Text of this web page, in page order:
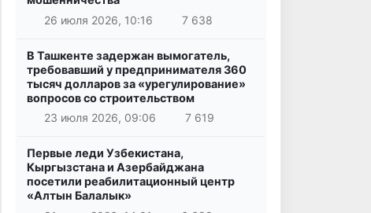
26 июля 2026, 10:16
7 638
В Ташкенте задержан вымогатель,
требовавший у предпринимателя 360
тысяч долларов за «урегулирование»
вопросов со строительством
23 июля 2026, 09:06
7 619
Первые леди Узбекистана,
Кыргызстана и Азербайджана
посетили реабилитационный центр
«Алтын Балалык»